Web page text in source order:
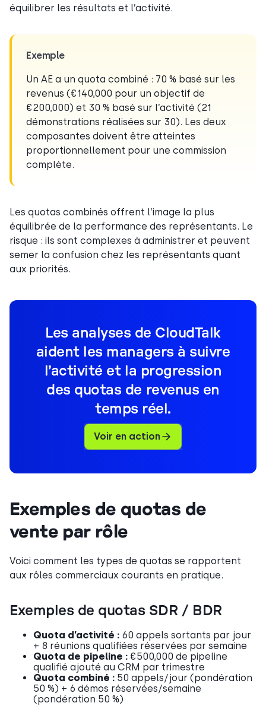
équilibrer les résultats et l’activité.
Exemple
Un AE a un quota combiné : 70 % basé sur les
revenus (€140,000 pour un objectif de
€200,000) et 30 % basé sur l’activité (21
démonstrations réalisées sur 30). Les deux
composantes doivent être atteintes
proportionnellement pour une commission
complète.
Les quotas combinés offrent l’image la plus
équilibrée de la performance des représentants. Le
risque : ils sont complexes à administrer et peuvent
semer la confusion chez les représentants quant
aux priorités.
Les analyses de CloudTalk
aident les managers à suivre
l’activité et la progression
des quotas de revenus en
temps réel.
Voir en action
Exemples de quotas de
vente par rôle
Voici comment les types de quotas se rapportent
aux rôles commerciaux courants en pratique.
Exemples de quotas SDR / BDR
Quota d’activité : 60 appels sortants par jour
+ 8 réunions qualifiées réservées par semaine
Quota de pipeline : €500,000 de pipeline
qualifié ajouté au CRM par trimestre
Quota combiné : 50 appels/jour (pondération
50 %) + 6 démos réservées/semaine
(pondération 50 %)